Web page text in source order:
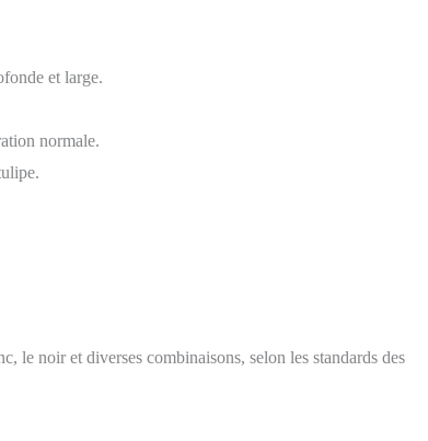
et large.
normale.
le noir et diverses combinaisons, selon les standards des